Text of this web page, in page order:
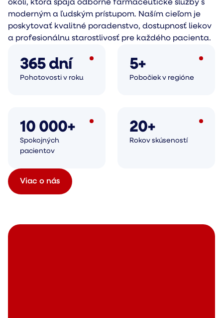
okolí, ktorá spája odborné farmaceutické služby s
moderným a ľudským prístupom. Naším cieľom je
poskytovať kvalitné poradenstvo, dostupnosť liekov
a profesionálnu starostlivosť pre každého pacienta.
365 dní
Pohotovosti v roku
5+
Pobočiek v regióne
10 000+
Spokojných
pacientov
20+
Rokov skúseností
Viac o nás